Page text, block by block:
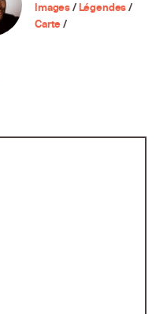
Images/Légendes/
Carte/